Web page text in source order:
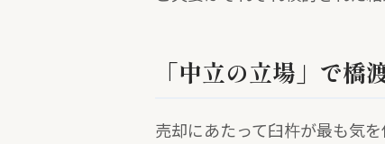
「中立の立場」で橋
売却にあたって臼杵が最も気を